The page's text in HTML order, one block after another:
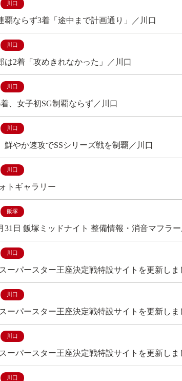
川口
覇ならず3着「途中まで計画通り」／川口
川口
は2着「攻めきれなかった」／川口
川口
、女子初SG制覇ならず／川口
川口
鮮やか速攻でSSシリーズ戦を制覇／川口
川口
トギャラリー
飯塚
31日 飯塚ミッドナイト 整備情報・消音マフラ
川口
ーパースター王座決定戦特設サイトを更新し
川口
ーパースター王座決定戦特設サイトを更新し
川口
ーパースター王座決定戦特設サイトを更新し
川口